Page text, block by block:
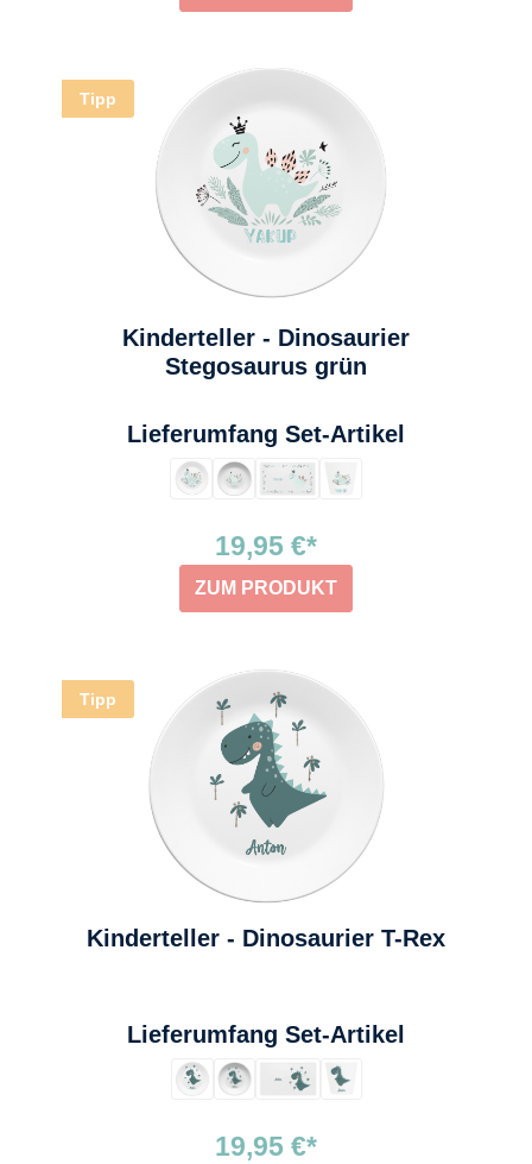
Tipp
Kinderteller - Dinosaurier
Stegosaurus grün
Lieferumfang Set-Artikel
19,95 €*
ZUM PRODUKT
Tipp
Kinderteller - Dinosaurier T-Rex
Lieferumfang Set-Artikel
19,95 €*